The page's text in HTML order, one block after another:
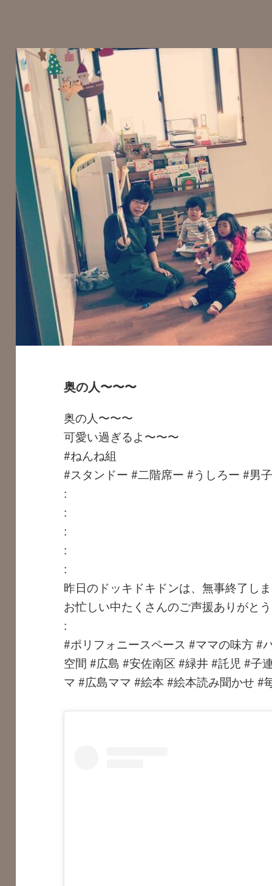
奥の人〜〜〜
奥の人〜〜〜
可愛い過ぎるよ〜〜〜
#ねんね組
#スタンドー #二階席ー #うしろー #男
:
:
:
:
:
昨日のドッキドキドンは、無事終了し
お忙しい中たくさんのご声援ありがと
:
#ポリフォニースペース #ママの味方 #
空間 #広島 #安佐南区 #緑井 #託児 #子
マ #広島ママ #絵本 #絵本読み聞かせ #